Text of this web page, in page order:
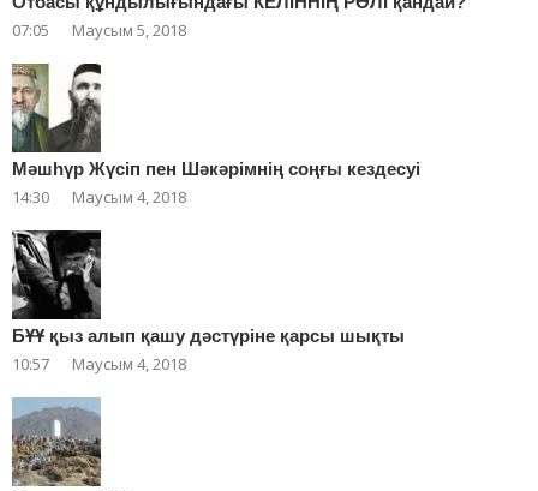
07:05 Маусым 5, 2018
Мәшһүр Жүсіп пен Шәкәрімнің соңғы кездесуі
14:30 Маусым 4, 2018
БҰҰ қыз алып қашу дәстүріне қарсы шықты
10:57 Маусым 4, 2018